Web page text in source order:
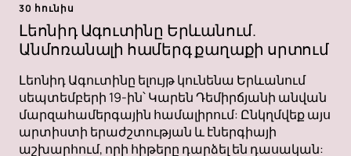
30 հունիս
Լեոնիդ Ագուտինը Երևանում.
Անմոռանալի համերգ քաղաքի սրտում
Լեոնիդ Ագուտինը ելույթ կունենա Երևանում
սեպտեմբերի 19-ին՝ Կարեն Դեմիրճյանի անվան
մարզահամերգային համալիրում: Ընկղմվեք այս
արտիստի երաժշտության և էներգիայի
աշխարհում, որի հիթերը դարձել են դասական: